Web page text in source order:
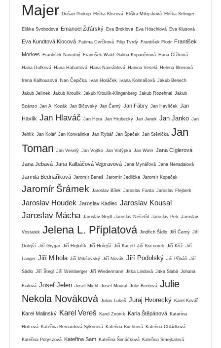
Majer Dušan Prokop Eliška Klozová Eliška Mikysková Eliška Selinger
Eliška Svobodová Emanuel Žďárský Eva Broklová Eva Höschlová Eva Klusová
Eva Kundtová Klocová Fatima Cvrčková Filip Tvrdý František Flodr František
Morkes František Novotný František Wald Galina Kopaněvová Hana Čížková
Hana Dufková Hana Habartová Hana Navrátilová Hanina Veselá Helena Illnerová
Irena Kalhousová Ivan Čepička Ivan Horáček Ivana Kolmašová Jakub Benech
Jakub Jelínek Jakub Kroulík Jakub Kroulík-Klingenberg Jakub Rozehnal Jakub
Szánzo Jan A. Kozák Jan Bičovský Jan Černý Jan Fábry Jan Havlíček Jan
Havlík Jan Hlaváč Jan Hora Jan Hrubecký Jan Janek Jan Janko Jan
Jehlík Jan Kolář Jan Konvalinka Jan Rybář Jan Špaček Jan Stěnička Jan
Toman
Jan Veselý Jan Vojtko Jan Votýpka Jan Wintr Jana Cíglerová
Jana Jebavá Jana Kalbáčová Vejpravová Jana Mynářová Jana Nenadalová
Jarmila Bednaříková Jaromír Beneš Jaromír Jedlička Jaromír Kopeček
Jaromír Šrámek Jaroslav Bílek Jaroslav Fanta Jaroslav Flejberk
Jaroslav Houdek Jaroslav Kadlec Jaroslav Kousal
Jaroslav Mácha Jaroslav Nejdl Jaroslav Nešetřil Jaroslav Petr Jaroslav
Vostatek Jelena L. Příplatová Jindřich Šídlo Jiří Černý Jiří
Dolejší Jiří Grygar Jiří Hejkrlík Jiří Hořejší Jiří Kacetl Jiří Kocourek Jiří Kříž Jiří
Langer Jiří Mihola Jiří Mikšovský Jiří Novák Jiří Podolský Jiří Přibáň Jiří
Sádlo Jiří Štegl Jiří Weinberger Jiří Wiedermann Jitka Lindová Jitka Slabá Johana
Fialová Josef Jelen Josef Michl Josef Moural Julie Beritová Julie
Nekola Nováková Julius Lukeš Juraj Hvorecký Karel Kovář
Karel Malinský Karel Vereš Karel Zvoník Karla Štěpánová Katarína
Holcová Kateřina Bernardová Sýkorová Kateřina Buchtová Kateřina Chládková
Kateřina Potyszová Kateřina Sam Kateřina Šimáčková Kateřina Smejkalová